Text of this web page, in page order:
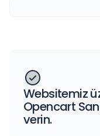
Websitemiz
Opencart
verin.